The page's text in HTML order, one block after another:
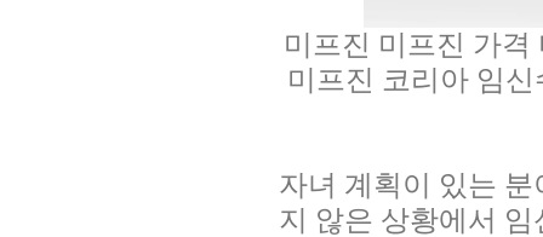
미프진 미프진 가격
미프진 코리아 임신
자녀 계획이 있는
지 않은 상황에서